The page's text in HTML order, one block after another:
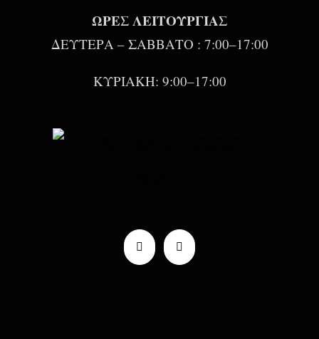
ΩΡΕΣ ΛΕΙΤΟΥΡΓΙΑΣ
ΔΕΥΤΕΡΑ – ΣΑΒΒΑΤΟ : 7:00–17:00
ΚΥΡΙΑΚΗ: 9:00–17:00